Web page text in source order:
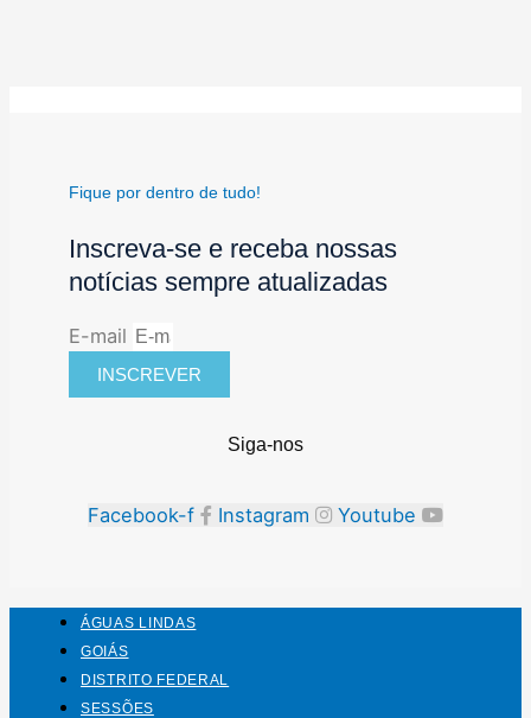
Fique por dentro de tudo!
Inscreva-se e receba nossas
notícias sempre atualizadas
E-mail
INSCREVER
Siga-nos
Facebook-f Instagram Youtube
ÁGUAS LINDAS
GOIÁS
DISTRITO FEDERAL
SESSÕES